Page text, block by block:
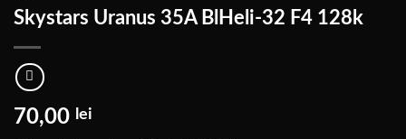
Skystars Uranus 35A BlHeli-32 F4 128k
70,00 lei